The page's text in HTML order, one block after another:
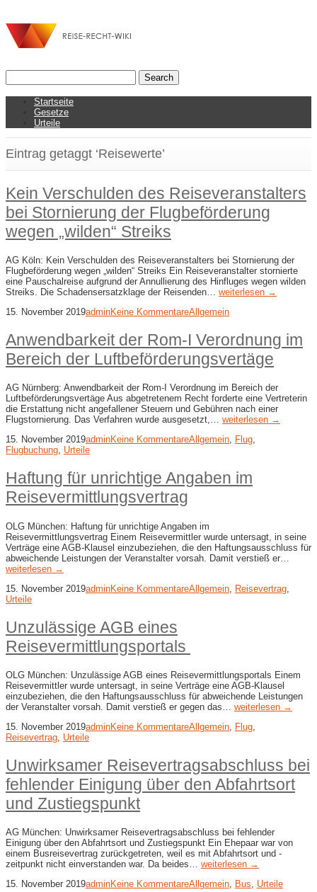
Startseite
Gesetze
Urteile
Eintrag getaggt ‘Reisewerte’
Kein Verschulden des Reiseveranstalters
bei Stornierung der Flugbeförderung
wegen „wilden“ Streiks
AG Köln: Kein Verschulden des Reiseveranstalters bei Stornierung der
Flugbeförderung wegen „wilden“ Streiks Ein Reiseveranstalter stornierte
eine Pauschalreise aufgrund der Annullierung des Hinfluges wegen wilden
Streiks. Die Schadensersatzklage der Reisenden… weiterlesen →
15. November 2019adminKeine KommentareAllgemein
Anwendbarkeit der Rom-I Verordnung im
Bereich der Luftbeförderungsvertäge
AG Nürnberg: Anwendbarkeit der Rom-I Verordnung im Bereich der
Luftbeförderungsvertäge Aus abgetretenem Recht forderte eine Vertreterin
die Erstattung nicht angefallener Steuern und Gebühren nach einer
Flugstornierung. Das Verfahren wurde ausgesetzt,… weiterlesen →
15. November 2019adminKeine KommentareAllgemein, Flug,
Flugbuchung, Urteile
Haftung für unrichtige Angaben im
Reisevermittlungsvertrag
OLG München: Haftung für unrichtige Angaben im
Reisevermittlungsvertrag Einem Reisevermittler wurde untersagt, in seine
Verträge eine AGB-Klausel einzubeziehen, die den Haftungsausschluss für
abweichende Leistungen der Veranstalter vorsah. Damit verstieß er…
weiterlesen →
15. November 2019adminKeine KommentareAllgemein Reisevertrag
Urteile
Unzulässige AGB eines
Reisevermittlungsportals
OLG München: Unzulässige AGB eines Reisevermittlungsportals Einem
Reisevermittler wurde untersagt, in seine Verträge eine AGB-Klausel
einzubeziehen, die den Haftungsausschluss für abweichende Leistungen
der Veranstalter vorsah. Damit verstieß er gegen das… weiterlesen →
15. November 2019adminKeine KommentareAllgemein Flug
Reisevertrag Urteile
Unwirksamer Reisevertragsabschluss bei
fehlender Einigung über den Abfahrtsort
und Zustiegspunkt
AG München: Unwirksamer Reisevertragsabschluss bei fehlender
Einigung über den Abfahrtsort und Zustiegspunkt Ein Ehepaar war von
einem Busreisevertrag zurückgetreten, weil es mit Abfahrtsort und -
zeitpunkt nicht einverstanden war. Da beides… weiterlesen →
15. November 2019adminKeine KommentareAllgemein Bus Urteile